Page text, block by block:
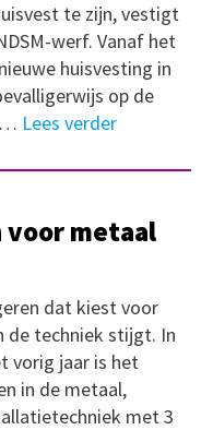
te zijn, vestigt
werf. Vanaf het
huisvesting in
op de
… Lees verder
voor metaal
dat kiest voor
de techniek stijgt. In
vorig jaar is het
in de metaal,
met 3